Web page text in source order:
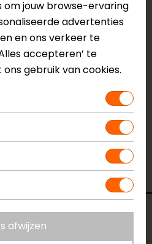
droog te houden
Erg blij mee
veel van de
om jouw browse-ervaring
advertenties
en ons verkeer te
accepteren’ te
gebruik van cookies.
afwijzen